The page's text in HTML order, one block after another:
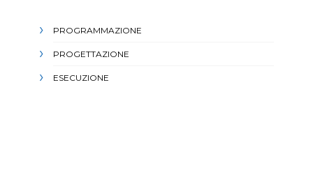
PROGRAMMAZIONE
PROGETTAZIONE
ESECUZIONE